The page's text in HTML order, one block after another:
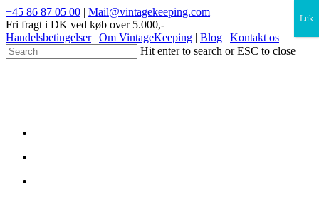
+45 86 87 05 00 | Mail@vintagekeeping.com
Fri fragt i DK ved køb over 5.000,-
Handelsbetingelser| Om VintageKeeping | Blog | Kontakt os
Hit enter to search or ESC to close
×
Luk